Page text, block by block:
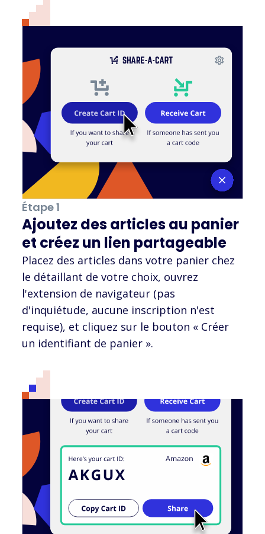
Étape 1
Ajoutez des articles au panier
et créez un lien partageable
Placez des articles dans votre panier chez
le détaillant de votre choix, ouvrez
l'extension de navigateur (pas
d'inquiétude, aucune inscription n'est
requise), et cliquez sur le bouton « Créer
un identifiant de panier ».